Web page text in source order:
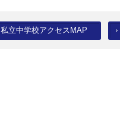
私立中学校アクセスMAP